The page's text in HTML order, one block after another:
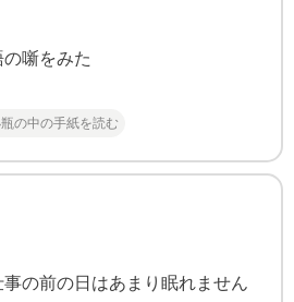
の噺をみた
の中の手紙を読む
の前の日はあまり眠れません